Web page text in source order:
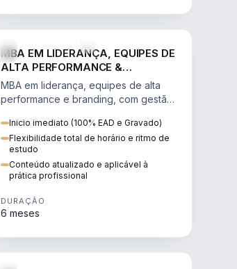
MBA EM LIDERANÇA, EQUIPES DE
ALTA PERFORMANCE &
BRANDING
MBA em liderança, equipes de alta
performance e branding, com gestão
e comunicação persuasiva.
Inicio imediato (100% EAD e Gravado)
Flexibilidade total de horário e ritmo de
estudo
Conteúdo atualizado e aplicável à
prática profissional
DURAÇÃO
6 meses